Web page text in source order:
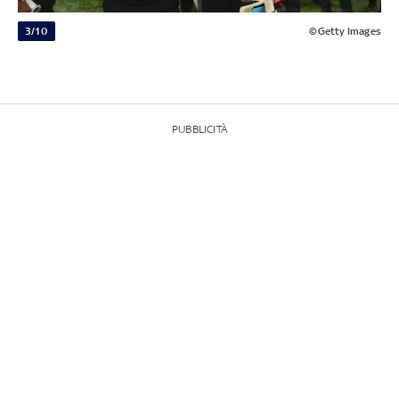
3/10 ©Getty Images
PUBBLICITÀ